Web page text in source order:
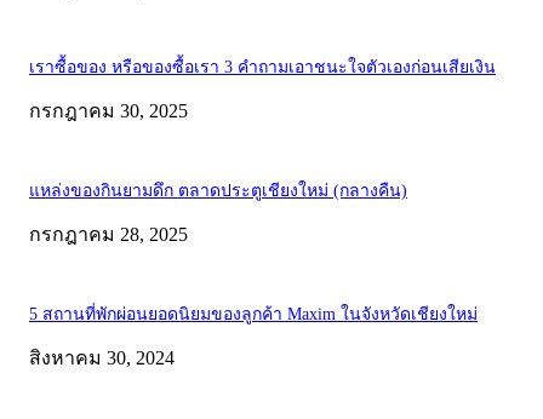
เราซื้อของ หรือของซื้อเรา 3 คำถามเอาชนะใจตัวเองก่อนเสียเงิน
กรกฎาคม 30, 2025
แหล่งของกินยามดึก ตลาดประตูเชียงใหม่ (กลางคืน)
กรกฎาคม 28, 2025
5 สถานที่พักผ่อนยอดนิยมของลูกค้า Maxim ในจังหวัดเชียงใหม่
สิงหาคม 30, 2024